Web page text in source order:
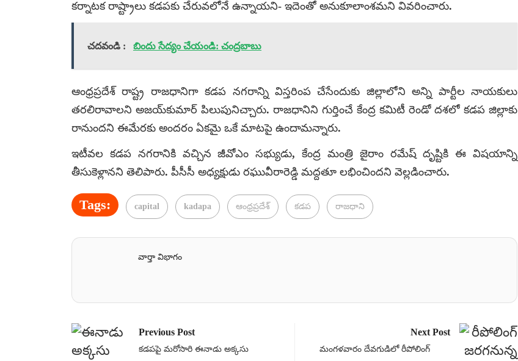
కర్నాటక రాష్ట్రాలు కడపకు చేరువలోనే ఉన్నాయని- ఇదెంతో అనుకూలాంశమని వివరించారు.
చదవండి : బిందు సేద్యం చేయండి: చంద్రబాబు
ఆంధ్రప్రదేశ్ రాష్ట్ర రాజధానిగా కడప నగరాన్ని విస్తరింప చేసేందుకు జిల్లాలోని అన్ని పార్టీల నాయకులు
తరలిరావాలని అజయ్‌కుమార్ పిలుపునిచ్చారు. రాజధానిని గుర్తించే కేంద్ర కమిటీ రెండో దశలో కడప జిల్లాకు
రానుందని ఈమేరకు అందరం ఏకమై ఒకే మాటపై ఉందామన్నారు.
ఇటీవల కడప నగరానికి వచ్చిన జీవోఎం సభ్యుడు, కేంద్ర మంత్రి జైరాం రమేష్ దృష్టికి ఈ విషయాన్ని
తీసుకెళ్లానని తెలిపారు. పీసీసీ అధ్యక్షుడు రఘువీరారెడ్డి మద్దతూ లభించిందని వెల్లడించారు.
Tags: capital kadapa ఆంధ్రప్రదేశ్ కడప రాజధాని
వార్తా విభాగం
Previous Post
కడపపై మరోసారి ఈనాడు అక్కసు
Next Post
మంగళవారం దేవగుడిలో రీపోలింగ్